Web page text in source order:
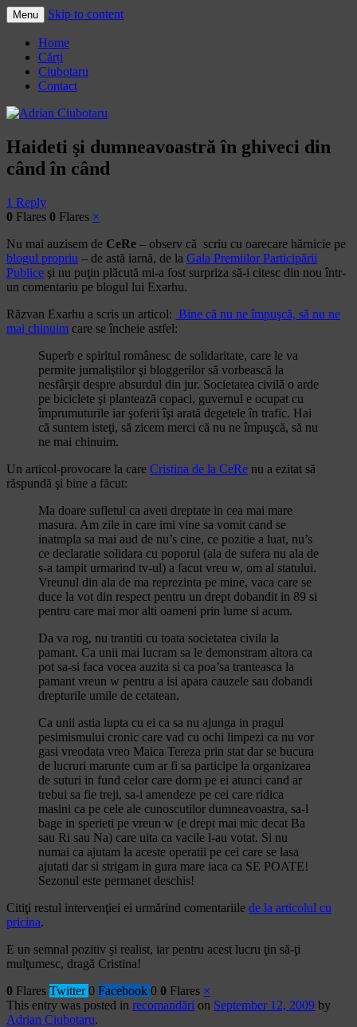
Adrian Ciubotaru
Menu Skip to content
Home
Cărți
Ciubotaru
Contact
Haideti şi dumneavoastră în ghiveci din
când în când
1 Reply
0 Flares 0 Flares ×
Nu mai auzisem de CeRe – observ că scriu cu oarecare hărnicie pe
blogul propriu – de astă iarnă, de la Gala Premiilor Participării
Publice şi nu puţin plăcută mi-a fost surpriza să-i citesc din nou într-
un comentariu pe blogul lui Exarhu.
Răzvan Exarhu a scris un articol: Bine că nu ne împuşcă, să nu ne
mai chinuim care se încheie astfel:
Superb e spiritul românesc de solidaritate, care le va
permite jurnaliştilor şi bloggerilor să vorbească la
nesfârşit despre absurdul din jur. Societatea civilă o arde
pe biciclete şi plantează copaci, guvernul e ocupat cu
împrumuturile iar şoferii îşi arată degetele în trafic. Hai
că suntem isteţi, să zicem merci că nu ne împuşcă, să nu
ne mai chinuim.
Un articol-provocare la care Cristina de la CeRe nu a ezitat să
răspundă şi bine a făcut:
Ma doare sufletul ca aveti dreptate in cea mai mare
masura. Am zile in care imi vine sa vomit cand se
inatmpla sa mai aud de nu’s cine, ce pozitie a luat, nu’s
ce declaratie solidara cu poporul (ala de sufera nu ala de
s-a tampit urmarind tv-ul) a facut vreu w, om al statului.
Vreunul din ala de ma reprezinta pe mine, vaca care se
duce la vot din respect pentru un drept dobandit in 89 si
pentru care mai mor alti oameni prin lume si acum.
Da va rog, nu trantiti cu toata societatea civila la
pamant. Ca unii mai lucram sa le demonstram altora ca
pot sa-si faca vocea auzita si ca poa’sa tranteasca la
pamant vreun w pentru a isi apara cauzele sau dobandi
drepturile umile de cetatean.
Ca unii astia lupta cu ei ca sa nu ajunga in pragul
pesimismului cronic care vad cu ochi limpezi ca nu vor
gasi vreodata vreo Maica Tereza prin stat dar se bucura
de lucruri marunte cum ar fi sa participe la organizarea
de suturi in fund celor care dorm pe ei atunci cand ar
trebui sa fie treji, sa-i amendeze pe cei care ridica
masini ca pe cele ale cunoscutilor dumneavoastra, sa-l
bage in sperieti pe vreun w (e drept mai mic decat Ba
sau Ri sau Na) care uita ca vacile l-au votat. Si nu
numai ca ajutam la aceste operatii pe cei care se lasa
ajutati dar si strigam in gura mare iaca ca SE POATE!
Sezonul este permanet deschis!
Citiţi restul intervenţiei ei urmărind comentariile de la articolul cu
pricina.
E un semnal pozitiv şi realist, iar pentru acest lucru ţin să-ţi
mulţumesc, dragă Cristina!
0 Flares Twitter 0 Facebook 0 0 Flares ×
This entry was posted in recomandări on September 12, 2009 by
Adrian Ciubotaru.